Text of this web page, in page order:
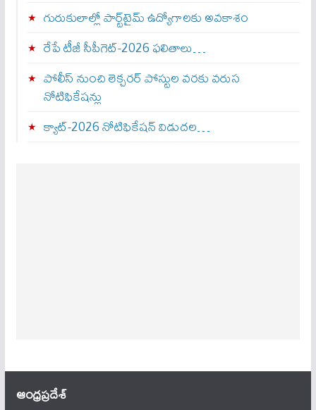
గురుకులాల్లో పార్ట్‌టైమ్ ఉద్యోగాలకు అవకాశం
రేపే టీజీ సీపీగెట్‌-2026 ఫలితాలు…
పోలీస్ నుంచి లెక్చరర్ పోస్టుల వరకు వరుస
నోటిఫికేషన్లు
క్యాట్-2026 నోటిఫికేషన్ విడుదల…
ఆంధ్ర‌ప్ర‌దేశ్